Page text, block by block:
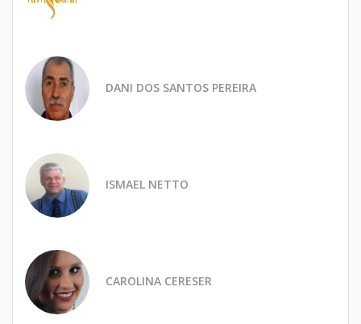
DANI DOS SANTOS PEREIRA
ISMAEL NETTO
CAROLINA CERESER